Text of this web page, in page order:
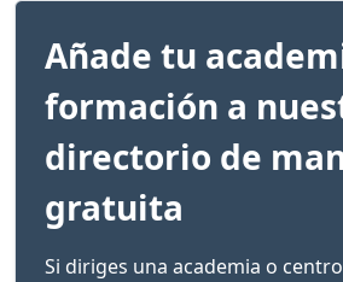
Añade tu
formación a
directorio de
gratuita
Si diriges una academia o